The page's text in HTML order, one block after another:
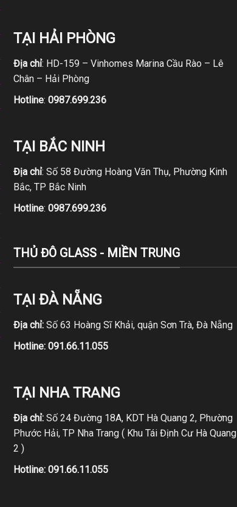
TẠI HẢI PHÒNG
Địa chỉ: HD-159 – Vinhomes Marina Cầu Rào – Lê
Chân – Hải Phòng
Hotline: 0987.699.236
TẠI BẮC NINH
Địa chỉ: Số 58 Đường Hoàng Văn Thụ, Phường Kinh
Bắc, TP Bắc Ninh
Hotline: 0987.699.236
THỦ ĐÔ GLASS - MIỀN TRUNG
TẠI ĐÀ NẴNG
Địa chỉ:Số 63 Hoàng Sĩ Khải, quận Sơn Trà, Đà Nẵng
Hotline: 091.66.11.055
TẠI NHA TRANG
Địa chỉ:Số 24 Đường 18A, KDT Hà Quang 2, Phường
Phước Hải, TP Nha Trang ( Khu Tái Định Cư Hà Quang
2 )
Hotline: 091.66.11.055